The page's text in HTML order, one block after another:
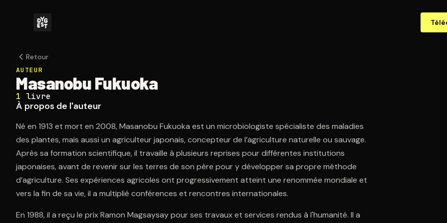
Retour
AUTEUR
Masanobu Fukuoka
1 livre
À propos de l'auteur
Né en 1913 et mort en 2008, Masanobu Fukuoka est un microbiologiste spécialiste des maladies
des plantes, mais aussi un agriculteur japonais, concepteur de l’agriculture naturelle ou sauvage.
Après sa formation scientifique, il travaille à plusieurs reprises pour différentes institutions
japonaises, avant de revenir sur les terres de son père pour y développer sa propre méthode
d’agriculture. Ses expériences agricoles ont progressivement atteint une renommée mondiale et
vers la fin de sa vie, il a multiplié conférences et rencontres internationales.
En 1988, il a reçu le prix Ramon Magsaysay pour ses travaux et services rendus à l'humanité. Il a